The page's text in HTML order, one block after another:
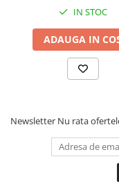
Cadou copii 4 ani
Cadou copii 5 ani
Cadou copii 9 ani
IN STOC
ADAUGA IN
Newsletter Nu rata